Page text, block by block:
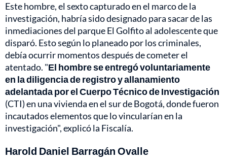
Este hombre, el sexto capturado en el marco de la
investigación, habría sido designado para sacar de las
inmediaciones del parque El Golfito al adolescente que
disparó. Esto según lo planeado por los criminales,
debía ocurrir momentos después de cometer el
atentado. "El hombre se entregó voluntariamente
en la diligencia de registro y allanamiento
adelantada por el Cuerpo Técnico de Investigación
(CTI) en una vivienda en el sur de Bogotá, donde fueron
incautados elementos que lo vincularían en la
investigación", explicó la Fiscalía.
Harold Daniel Barragán Ovalle